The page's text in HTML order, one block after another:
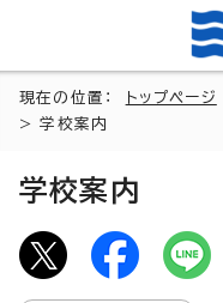
現在の位置： トップページ
> 学校案内
学校案内